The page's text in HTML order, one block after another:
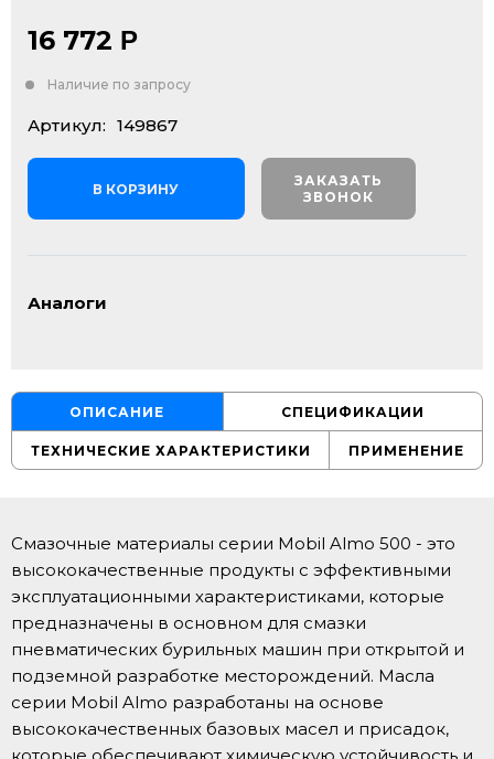
16 772 Р
Наличие по запросу
Артикул: 149867
В КОРЗИНУ
ЗАКАЗАТЬ
ЗВОНОК
Аналоги
ОПИСАНИЕ СПЕЦИФИКАЦИИ
ТЕХНИЧЕСКИЕ ХАРАКТЕРИСТИКИ ПРИМЕНЕНИЕ
Смазочные материалы серии Mobil Almo 500 - это
высококачественные продукты с эффективными
эксплуатационными характеристиками, которые
предназначены в основном для смазки
пневматических бурильных машин при открытой и
подземной разработке месторождений. Масла
серии Mobil Almo разработаны на основе
высококачественных базовых масел и присадок,